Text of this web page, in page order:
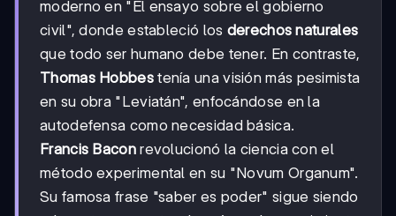
moderno en "El ensayo sobre el gobierno
civil", donde estableció los derechos naturales
que todo ser humano debe tener. En contraste,
Thomas Hobbestenía una visión más pesimista
en su obra "Leviatán", enfocándose en la
autodefensa como necesidad básica.
Francis Baconrevolucionó la ciencia con el
método experimental en su "Novum Organum".
Su famosa frase "saber es poder" sigue siendo